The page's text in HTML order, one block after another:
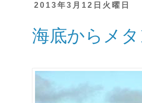
2013年3月12日火曜日
海底からメ